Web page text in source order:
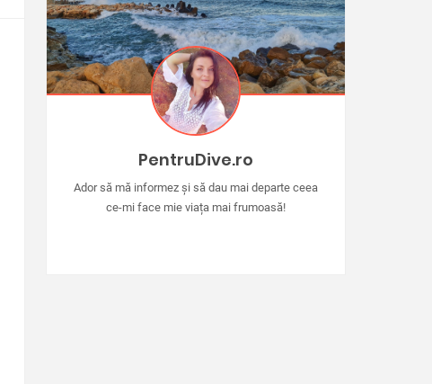
PentruDive.ro
Ador să mă informez și să dau mai departe ceea
ce-mi face mie viața mai frumoasă!